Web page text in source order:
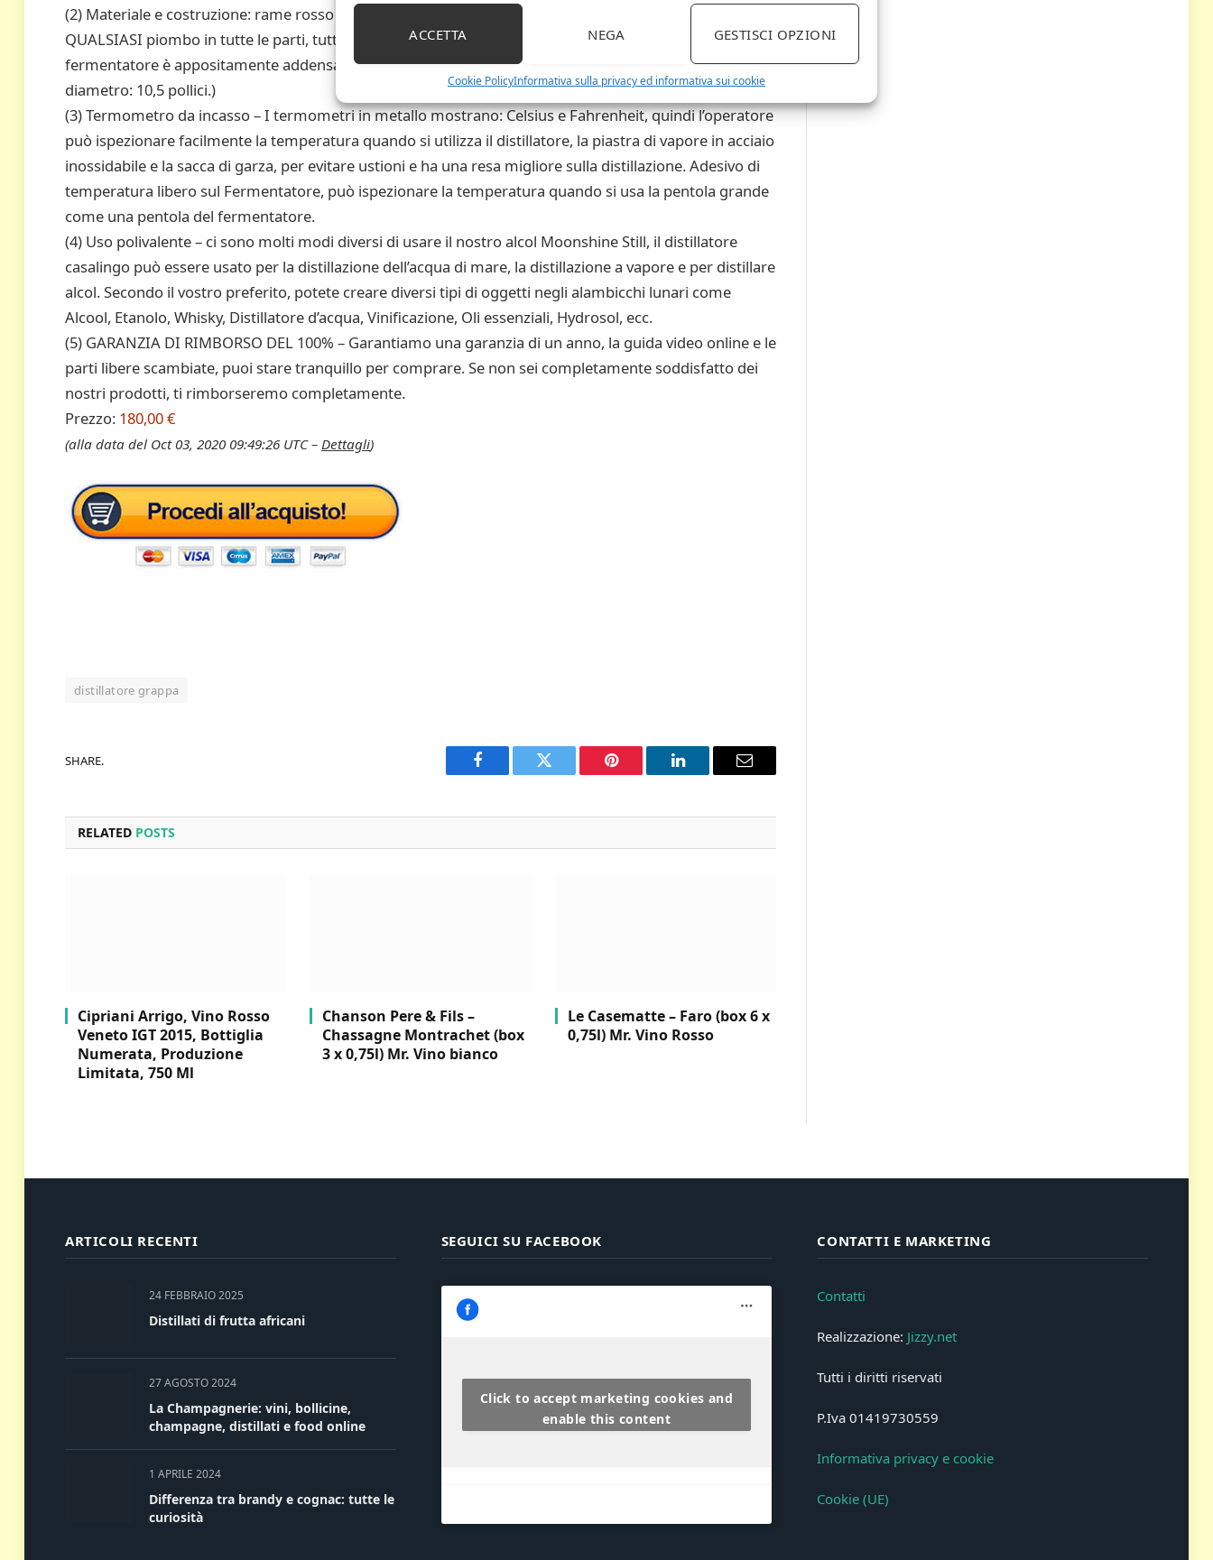
ACCETTA NEGA GESTISCI OPZIONI
Cookie PolicyInformativa sulla privacy ed informativa sui cookie
(2) Materiale e costruzione: rame rosso sicuro e non tossico e materiale in acciaio inossidabile, NON c’è
QUALSIASI piombo in tutte le parti, tutte le parti sono realizzate in materiali per uso alimentare, Il
fermentatore è appositamente addensato. (Dimensioni: capacità : 5 galloni / 20L, altezza: 10,5 pollici,
diametro: 10,5 pollici.)
(3) Termometro da incasso – I termometri in metallo mostrano: Celsius e Fahrenheit, quindi l’operatore
può ispezionare facilmente la temperatura quando si utilizza il distillatore, la piastra di vapore in acciaio
inossidabile e la sacca di garza, per evitare ustioni e ha una resa migliore sulla distillazione. Adesivo di
temperatura libero sul Fermentatore, può ispezionare la temperatura quando si usa la pentola grande
come una pentola del fermentatore.
(4) Uso polivalente – ci sono molti modi diversi di usare il nostro alcol Moonshine Still, il distillatore
casalingo può essere usato per la distillazione dell’acqua di mare, la distillazione a vapore e per distillare
alcol. Secondo il vostro preferito, potete creare diversi tipi di oggetti negli alambicchi lunari come
Alcool, Etanolo, Whisky, Distillatore d’acqua, Vinificazione, Oli essenziali, Hydrosol, ecc.
(5) GARANZIA DI RIMBORSO DEL 100% – Garantiamo una garanzia di un anno, la guida video online e le
parti libere scambiate, puoi stare tranquillo per comprare. Se non sei completamente soddisfatto dei
nostri prodotti, ti rimborseremo completamente.
Prezzo: 180,00 €
(alla data del Oct 03, 2020 09:49:26 UTC – Dettagli)
distillatore grappa
SHARE.
Facebook Twitter Pinterest LinkedIn Email
RELATED POSTS
Cipriani Arrigo, Vino Rosso
Veneto IGT 2015, Bottiglia
Numerata, Produzione
Limitata, 750 Ml
Chanson Pere & Fils –
Chassagne Montrachet (box
3 x 0,75l) Mr. Vino bianco
Le Casematte – Faro (box 6 x
0,75l) Mr. Vino Rosso
ARTICOLI RECENTI
24 FEBBRAIO 2025
Distillati di frutta africani
27 AGOSTO 2024
La Champagnerie: vini, bollicine,
champagne, distillati e food online
1 APRILE 2024
Differenza tra brandy e cognac: tutte le
curiosità
SEGUICI SU FACEBOOK
Click to accept marketing cookies and
enable this content
CONTATTI E MARKETING
Contatti
Realizzazione: Jizzy.net
Tutti i diritti riservati
P.Iva 01419730559
Informativa privacy e cookie
Cookie (UE)